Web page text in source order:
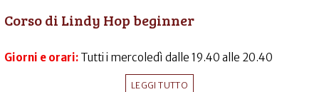
Corso di Lindy Hop beginner
Giorni e orari: Tutti i mercoledì dalle 19.40 alle 20.40
LEGGI TUTTO